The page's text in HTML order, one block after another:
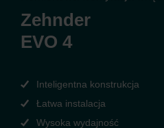
Zehnder
EVO 4
Inteligentna konstrukcja
Łatwa instalacja
Wysoka wydajność